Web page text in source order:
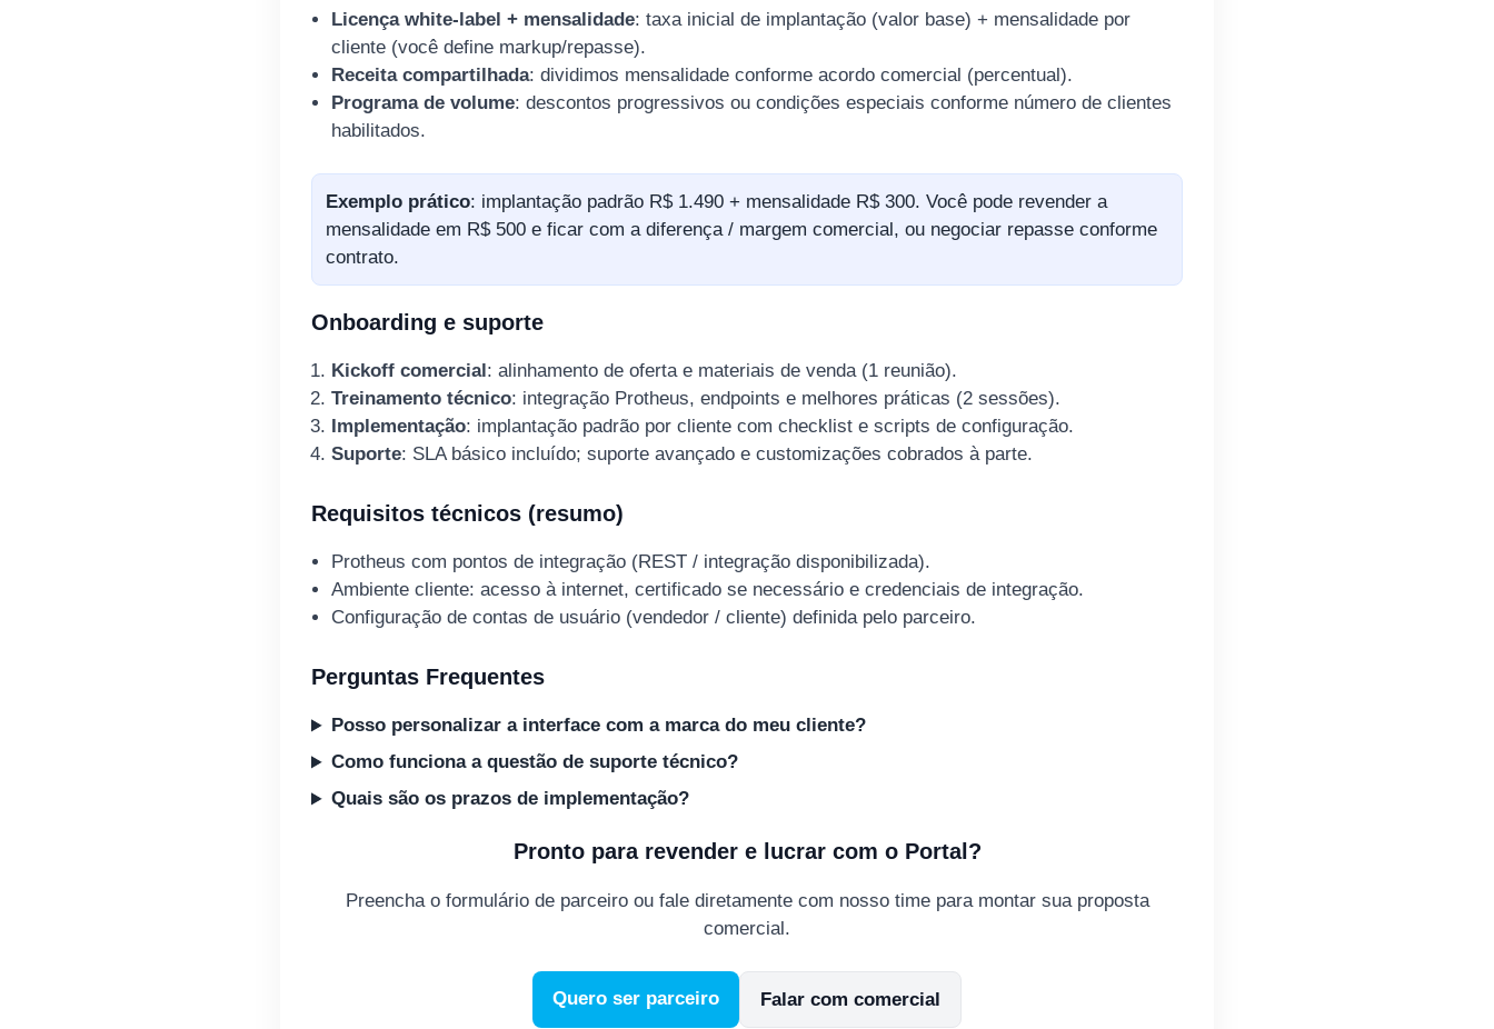
Licença white‑label + mensalidade: taxa inicial de implantação (valor base) + mensalidade por
cliente (você define markup/repasse).
Receita compartilhada: dividimos mensalidade conforme acordo comercial (percentual).
Programa de volume: descontos progressivos ou condições especiais conforme número de clientes
habilitados.
Exemplo prático: implantação padrão R$ 1.490 + mensalidade R$ 300. Você pode revender a
mensalidade em R$ 500 e ficar com a diferença / margem comercial, ou negociar repasse conforme
contrato.
Onboarding e suporte
Kickoff comercial : alinhamento de oferta e materiais de venda (1 reunião).
Treinamento técnico: integração Protheus, endpoints e melhores práticas (2 sessões).
Implementação: implantação padrão por cliente com checklist e scripts de configuração.
Suporte: SLA básico incluído; suporte avançado e customizações cobrados à parte.
Requisitos técnicos (resumo)
Protheus com pontos de integração (REST / integração disponibilizada).
Ambiente cliente: acesso à internet, certificado se necessário e credenciais de integração.
Configuração de contas de usuário (vendedor / cliente) definida pelo parceiro.
Perguntas Frequentes
Posso personalizar a interface com a marca do meu cliente?
Como funciona a questão de suporte técnico?
Quais são os prazos de implementação?
Pronto para revender e lucrar com o Portal?
Preencha o formulário de parceiro ou fale diretamente com nosso time para montar sua proposta
comercial.
Quero ser parceiro Falar com comercial